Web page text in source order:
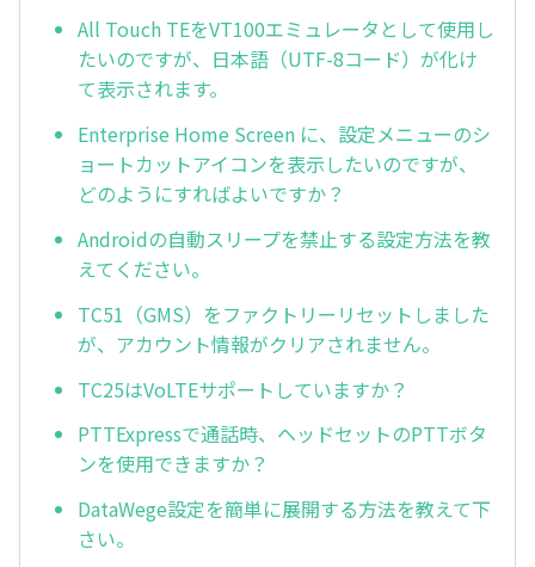
All Touch TEをVT100エミュレータとして使用し
たいのですが、日本語（UTF-8コード）が化け
て表示されます。
Enterprise Home Screen に、設定メニューのシ
ョートカットアイコンを表示したいのですが、
どのようにすればよいですか？
Androidの自動スリープを禁止する設定方法を教
えてください。
TC51（GMS）をファクトリーリセットしました
が、アカウント情報がクリアされません。
TC25はVoLTEサポートしていますか？
PTTExpressで通話時、ヘッドセットのPTTボタ
ンを使用できますか？
DataWege設定を簡単に展開する方法を教えて下
さい。